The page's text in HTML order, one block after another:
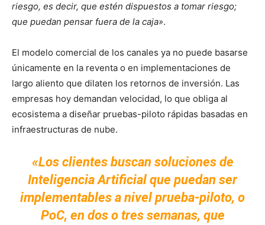
riesgo, es decir, que estén dispuestos a tomar riesgo;
que puedan pensar fuera de la caja».
El modelo comercial de los canales ya no puede basarse
únicamente en la reventa o en implementaciones de
largo aliento que dilaten los retornos de inversión. Las
empresas hoy demandan velocidad, lo que obliga al
ecosistema a diseñar pruebas-piloto rápidas basadas en
infraestructuras de nube.
«Los clientes buscan soluciones de
Inteligencia Artificial que puedan ser
implementables a nivel prueba-piloto, o
PoC, en dos o tres semanas, que